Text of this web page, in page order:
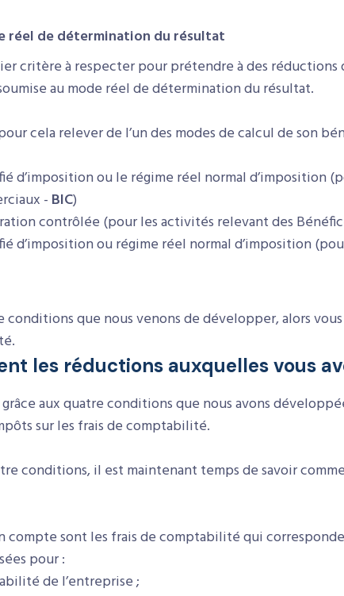
réel de détermination du résultat
critère à respecter pour prétendre à des
au mode réel de détermination du résultat.
cela relever de l’un des modes de calcul de son
d’imposition ou le régime réel normal d’imposition
- BIC)
contrôlée (pour les activités relevant des
d’imposition ou régime réel normal d’imposition
conditions que nous venons de développer, alors
les réductions auxquelles vous
aux quatre conditions que nous avons
sur les frais de comptabilité.
conditions, il est maintenant temps de savoir
compte sont les frais de comptabilité qui
pour :
de l’entreprise ;